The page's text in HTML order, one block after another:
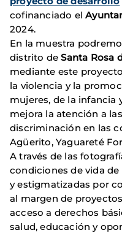
cofinanciado el
2024.
En la muestra
distrito deSanta Rosa
mediante este
la violencia y la
mujeres, de la infancia
mejora la atención a
discriminación en las
Agüerito, Yaguareté
A través de las
condiciones de vida
y estigmatizadas por
al margen de
acceso a derechos
salud, educación y